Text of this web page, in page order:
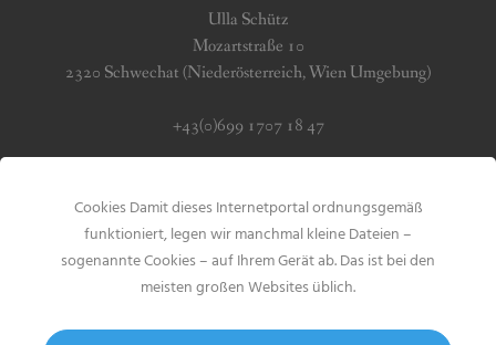
Ulla Schütz
Mozartstraße 10
2320 Schwechat (Niederösterreich, Wien Umgebung)
+43(0)699 1707 18 47
Impressum & Datenschutz
Cookies Damit dieses Internetportal ordnungsgemäß
funktioniert, legen wir manchmal kleine Dateien –
sogenannte Cookies – auf Ihrem Gerät ab. Das ist bei den
meisten großen Websites üblich.